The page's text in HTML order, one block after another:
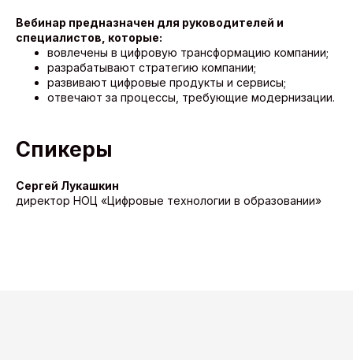
Вебинар предназначен для руководителей и
специалистов, которые:
вовлечены в цифровую трансформацию компании;
разрабатывают стратегию компании;
развивают цифровые продукты и сервисы;
отвечают за процессы, требующие модернизации.
Спикеры
Сергей Лукашкин
директор НОЦ «Цифровые технологии в образовании»